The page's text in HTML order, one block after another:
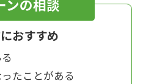
ンの相談
おすすめ
たことがある